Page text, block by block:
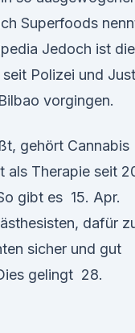
Superfoods
Jedoch ist die
Polizei und
vorgingen.
gehört Cannabis
Therapie seit
gibt es 15. Apr.
dafür
sicher und gut
gelingt 28.